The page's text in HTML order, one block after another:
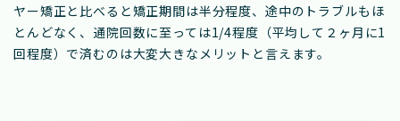
ヤー矯正と比べると矯正期間は半分程度、途中のトラブルもほ
とんどなく、通院回数に至っては1/4程度（平均して２ヶ月に1
回程度）で済むのは大変大きなメリットと言えます。